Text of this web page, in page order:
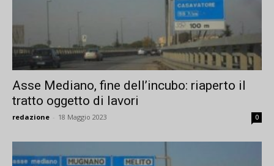
Asse Mediano, fine dell’incubo: riaperto il
tratto oggetto di lavori
redazione - 18 Maggio 2023 0